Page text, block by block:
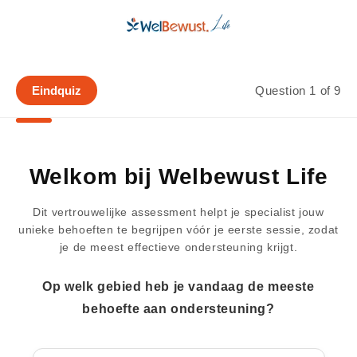
Therapie die je
in beweging
brengt
THERAPIESESSIES
Therapie is de basis. Slaap, beweging,
Eindquiz Question 1 of 9
Welkom bij Welbewust Life
Dit vertrouwelijke assessment helpt je specialist jouw
unieke behoeften te begrijpen vóór je eerste sessie, zodat
je de meest effectieve ondersteuning krijgt.
Op welk gebied heb je vandaag de meeste
behoefte aan ondersteuning?